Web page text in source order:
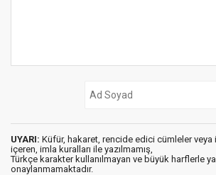
UYARI: Küfür, hakaret, rencide edici cümleler veya
içeren, imla kuralları ile yazılmamış,
Türkçe karakter kullanılmayan ve büyük harflerle
onaylanmamaktadır.